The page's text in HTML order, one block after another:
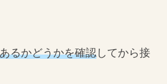
るかどうかを確認してから接